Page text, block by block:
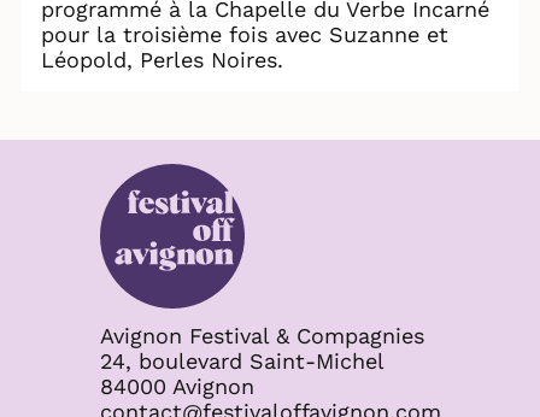
programmé à la Chapelle du Verbe Incarné
pour la troisième fois avec Suzanne et
Léopold, Perles Noires.
Avignon Festival & Compagnies
24, boulevard Saint-Michel
84000 Avignon
contact@festivaloffavignon.com